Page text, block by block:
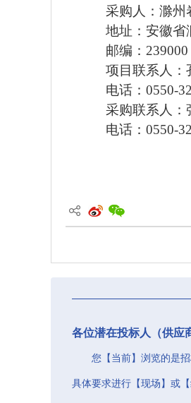
采购人：滁州
地址：安徽省
邮编： 239000
项目联系人：
电话：0550-
采购联系人：
电话：0550-
各位潜在投标人（供应
您【当前】浏览的是
具体要求进行【现场】或